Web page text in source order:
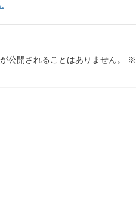
公開されることはありません。 ※